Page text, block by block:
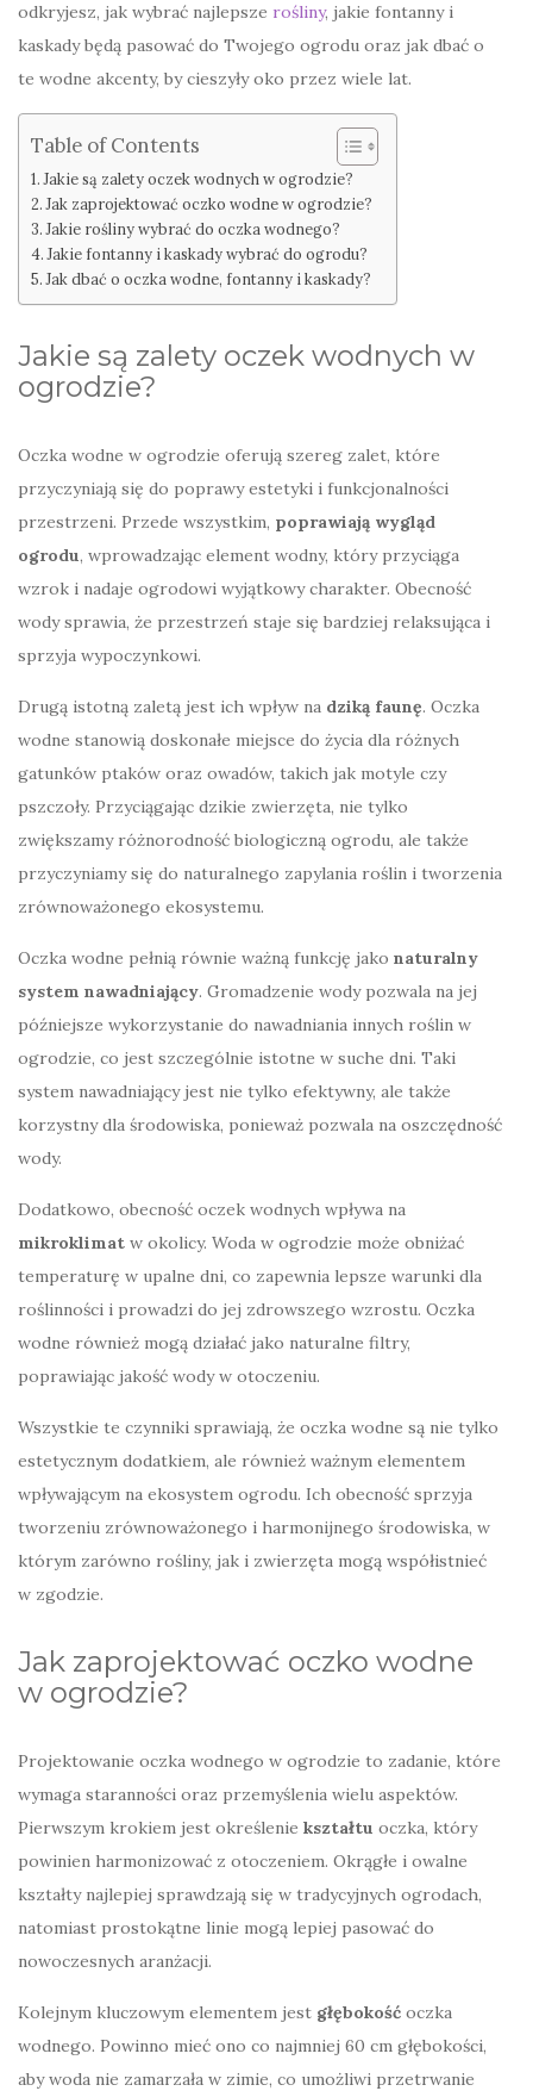
odkryjesz, jak wybrać najlepsze rośliny, jakie fontanny i
kaskady będą pasować do Twojego ogrodu oraz jak dbać o
te wodne akcenty, by cieszyły oko przez wiele lat.
Table of Contents
Jakie są zalety oczek wodnych w ogrodzie?
Jak zaprojektować oczko wodne w ogrodzie?
Jakie rośliny wybrać do oczka wodnego?
Jakie fontanny i kaskady wybrać do ogrodu?
Jak dbać o oczka wodne, fontanny i kaskady?
Jakie są zalety oczek wodnych w
ogrodzie?
Oczka wodne w ogrodzie oferują szereg zalet, które
przyczyniają się do poprawy estetyki i funkcjonalności
przestrzeni. Przede wszystkim, poprawiają wygląd
ogrodu, wprowadzając element wodny, który przyciąga
wzrok i nadaje ogrodowi wyjątkowy charakter. Obecność
wody sprawia, że przestrzeń staje się bardziej relaksująca i
sprzyja wypoczynkowi.
Drugą istotną zaletą jest ich wpływ na dziką faunę. Oczka
wodne stanowią doskonałe miejsce do życia dla różnych
gatunków ptaków oraz owadów, takich jak motyle czy
pszczoły. Przyciągając dzikie zwierzęta, nie tylko
zwiększamy różnorodność biologiczną ogrodu, ale także
przyczyniamy się do naturalnego zapylania roślin i tworzenia
zrównoważonego ekosystemu.
Oczka wodne pełnią równie ważną funkcję jako naturalny
system nawadniający. Gromadzenie wody pozwala na jej
późniejsze wykorzystanie do nawadniania innych roślin w
ogrodzie, co jest szczególnie istotne w suche dni. Taki
system nawadniający jest nie tylko efektywny, ale także
korzystny dla środowiska, ponieważ pozwala na oszczędność
wody.
Dodatkowo, obecność oczek wodnych wpływa na
mikroklimat w okolicy. Woda w ogrodzie może obniżać
temperaturę w upalne dni, co zapewnia lepsze warunki dla
roślinności i prowadzi do jej zdrowszego wzrostu. Oczka
wodne również mogą działać jako naturalne filtry,
poprawiając jakość wody w otoczeniu.
Wszystkie te czynniki sprawiają, że oczka wodne są nie tylko
estetycznym dodatkiem, ale również ważnym elementem
wpływającym na ekosystem ogrodu. Ich obecność sprzyja
tworzeniu zrównoważonego i harmonijnego środowiska, w
którym zarówno rośliny, jak i zwierzęta mogą współistnieć
w zgodzie.
Jak zaprojektować oczko wodne
w ogrodzie?
Projektowanie oczka wodnego w ogrodzie to zadanie, które
wymaga staranności oraz przemyślenia wielu aspektów.
Pierwszym krokiem jest określenie kształtu oczka, który
powinien harmonizować z otoczeniem. Okrągłe i owalne
kształty najlepiej sprawdzają się w tradycyjnych ogrodach,
natomiast prostokątne linie mogą lepiej pasować do
nowoczesnych aranżacji.
Kolejnym kluczowym elementem jest głębokość oczka
wodnego. Powinno mieć ono co najmniej 60 cm głębokości,
aby woda nie zamarzała w zimie, co umożliwi przetrwanie